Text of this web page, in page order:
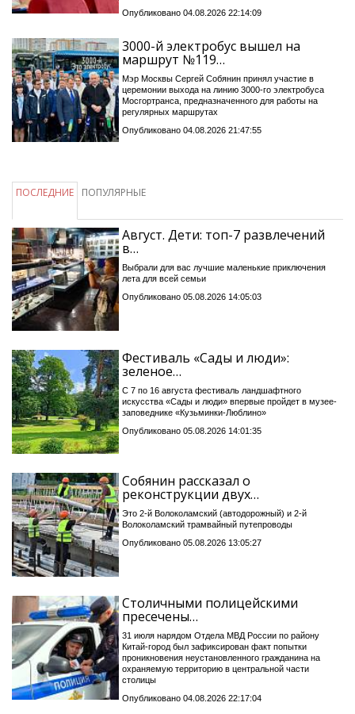
Опубликовано 04.08.2026 22:14:09
3000-й электробус вышел на
маршрут №119…
Мэр Москвы Сергей Собянин принял участие в
церемонии выхода на линию 3000-го электробуса
Мосгортранса, предназначенного для работы на
регулярных маршрутах
Опубликовано 04.08.2026 21:47:55
ПОСЛЕДНИЕ ПОПУЛЯРНЫЕ
Август. Дети: топ-7 развлечений
в…
Выбрали для вас лучшие маленькие приключения
лета для всей семьи
Опубликовано 05.08.2026 14:05:03
Фестиваль «Сады и люди»:
зеленое…
С 7 по 16 августа фестиваль ландшафтного
искусства «Сады и люди» впервые пройдет в музее-
заповеднике «Кузьминки-Люблино»
Опубликовано 05.08.2026 14:01:35
Собянин рассказал о
реконструкции двух…
Это 2-й Волоколамский (автодорожный) и 2-й
Волоколамский трамвайный путепроводы
Опубликовано 05.08.2026 13:05:27
Столичными полицейскими
пресечены…
31 июля нарядом Отдела МВД России по району
Китай-город был зафиксирован факт попытки
проникновения неустановленного гражданина на
охраняемую территорию в центральной части
столицы
Опубликовано 04.08.2026 22:17:04